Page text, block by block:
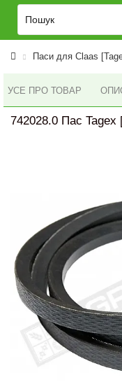
Паси для Claas
УСЕ ПРО ТОВАР
742028.0 Пас Tagex